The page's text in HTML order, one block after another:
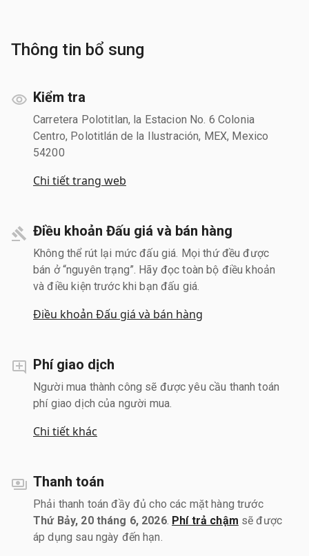
Thông tin bổ sung
Kiểm tra
Carretera Polotitlan, la Estacion No. 6 Colonia
Centro, Polotitlán de la Ilustración, MEX, Mexico
54200
Chi tiết trang web
Điều khoản Đấu giá và bán hàng
Không thể rút lại mức đấu giá. Mọi thứ đều được
bán ở “nguyên trạng”. Hãy đọc toàn bộ điều khoản
và điều kiện trước khi bạn đấu giá.
Điều khoản Đấu giá và bán hàng
Phí giao dịch
Người mua thành công sẽ được yêu cầu thanh toán
phí giao dịch của người mua.
Chi tiết khác
Thanh toán
Phải thanh toán đầy đủ cho các mặt hàng trước
Thứ Bảy, 20 tháng 6, 2026. Phí trả chậm sẽ được
áp dụng sau ngày đến hạn.